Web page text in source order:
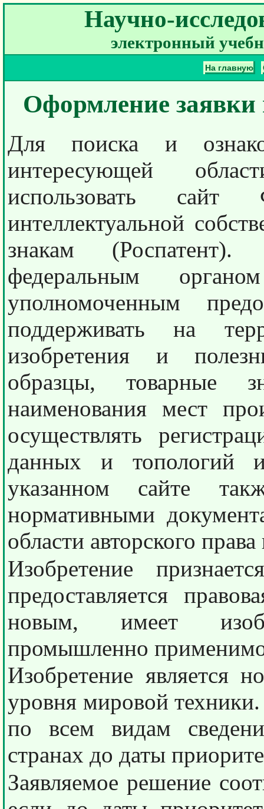
Научно-
электронный
На главную
Оформление заявки
Для поиска и
интересующей
использовать
интеллектуальной
знакам
федеральным
уполномоченным
поддерживать на
изобретения и
образцы, товарные
наименования мест
осуществлять
данных и топологий
указанном сайте
нормативными
области авторского
Изобретение
предоставляется
новым, имеет
промышленно
Изобретение является
уровня мировой
по всем видам
странах до даты
Заявляемое решение